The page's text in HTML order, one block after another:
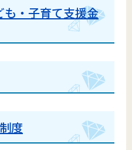
・子育て支援金
度